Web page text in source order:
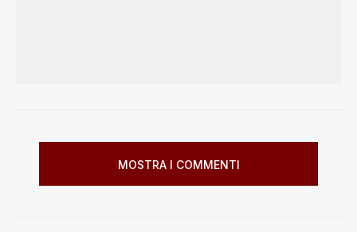
MOSTRA I COMMENTI